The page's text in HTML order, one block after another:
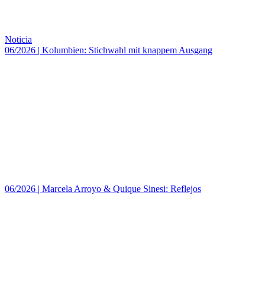
Noticia
06/2026 | Kolumbien: Stichwahl mit knappem Ausgang
06/2026 | Marcela Arroyo & Quique Sinesi: Reflejos